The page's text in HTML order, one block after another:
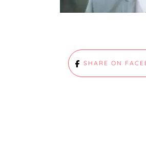
SHARE ON